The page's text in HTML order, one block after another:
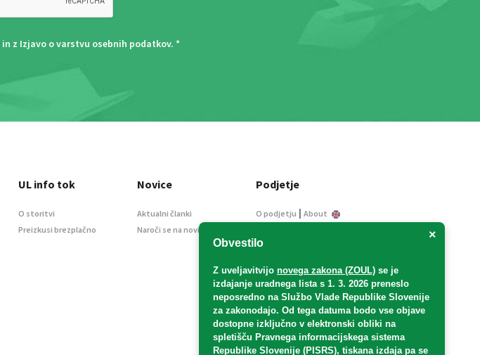
in z Izjavo o varstvu osebnih podatkov. *
×
Obvestilo
Z uveljavitvijo novega zakona (ZOUL) se je
izdajanje uradnega lista s 1. 3. 2026 preneslo
neposredno na Službo Vlade Republike Slovenije
za zakonodajo. Od tega datuma bodo vse objave
dostopne izključno v elektronski obliki na
spletišču Pravnega informacijskega sistema
Republike Slovenije (PISRS), tiskana izdaja pa se
UL info tok
O storitvi
Preizkusi brezplačno
Novice
Aktualni članki
Naroči se na novice
Podjetje
O podjetju | About
Informacije javnega
Oglaševanje
Splošni pogoji
Izjava o varstvu osebnih
podatkov
E-dražbe